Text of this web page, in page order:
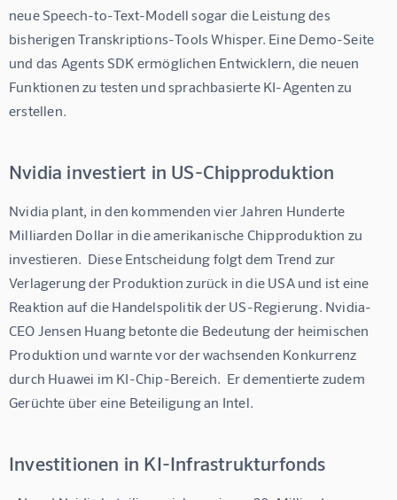
neue Speech-to-Text-Modell sogar die Leistung des
bisherigen Transkriptions-Tools Whisper. Eine Demo-Seite
und das Agents SDK ermöglichen Entwicklern, die neuen
Funktionen zu testen und sprachbasierte KI-Agenten zu
erstellen.
Nvidia investiert in US-Chipproduktion
Nvidia plant, in den kommenden vier Jahren Hunderte
Milliarden Dollar in die amerikanische Chipproduktion zu
investieren.  Diese Entscheidung folgt dem Trend zur
Verlagerung der Produktion zurück in die USA und ist eine
Reaktion auf die Handelspolitik der US-Regierung. Nvidia-
CEO Jensen Huang betonte die Bedeutung der heimischen
Produktion und warnte vor der wachsenden Konkurrenz
durch Huawei im KI-Chip-Bereich.  Er dementierte zudem
Gerüchte über eine Beteiligung an Intel.
Investitionen in KI-Infrastrukturfonds